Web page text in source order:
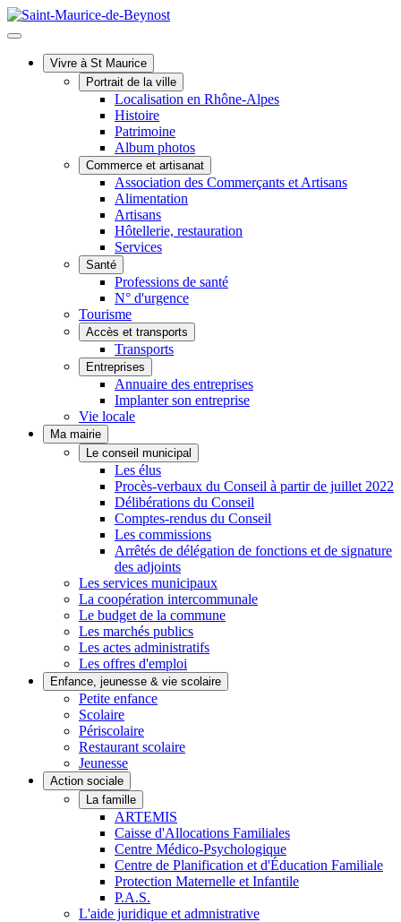
Vivre à St Maurice
Portrait de la ville
Localisation en Rhône-Alpes
Histoire
Patrimoine
Album photos
Commerce et artisanat
Association des Commerçants et Artisans
Alimentation
Artisans
Hôtellerie, restauration
Services
Santé
Professions de santé
N° d'urgence
Tourisme
Accès et transports
Transports
Entreprises
Annuaire des entreprises
Implanter son entreprise
Vie locale
Ma mairie
Le conseil municipal
Les élus
Procès-verbaux du Conseil à partir de juillet 2022
Délibérations du Conseil
Comptes-rendus du Conseil
Les commissions
Arrêtés de délégation de fonctions et de signature
des adjoints
Les services municipaux
La coopération intercommunale
Le budget de la commune
Les marchés publics
Les actes administratifs
Les offres d'emploi
Enfance, jeunesse & vie scolaire
Petite enfance
Scolaire
Périscolaire
Restaurant scolaire
Jeunesse
Action sociale
La famille
ARTEMIS
Caisse d'Allocations Familiales
Centre Médico-Psychologique
Centre de Planification et d'Éducation Familiale
Protection Maternelle et Infantile
P.A.S.
L'aide juridique et admnistrative